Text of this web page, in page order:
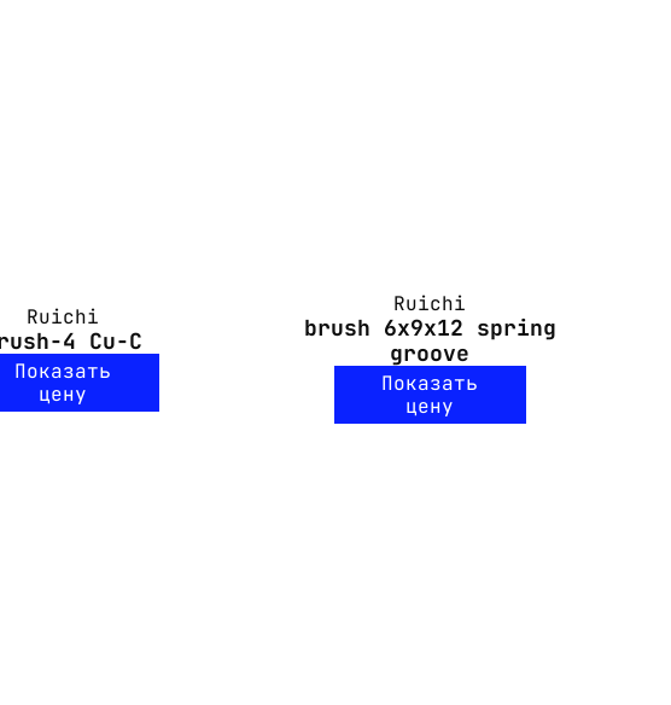
Ruichi
4 Cu-C
Показать
цену
Ruichi
brush 6x9x12 spring
groove
Показать
цену